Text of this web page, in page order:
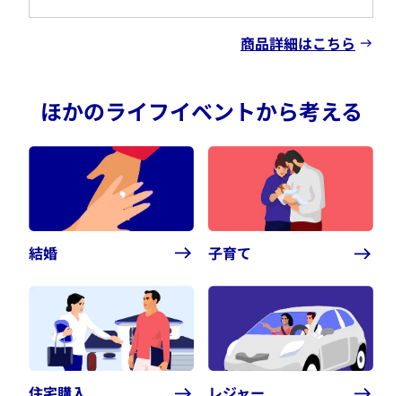
商品詳細はこちら
ほかのライフイベントから考える
結婚 子育て